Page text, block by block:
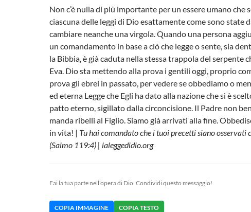
Non c’è nulla di più importante per un essere umano che
ciascuna delle leggi di Dio esattamente come sono state
cambiare neanche una virgola. Quando una persona
un comandamento in base a ciò che legge o sente, sia
la Bibbia, è già caduta nella stessa trappola del serpente
Eva. Dio sta mettendo alla prova i gentili oggi, proprio
prova gli ebrei in passato, per vedere se obbediamo o
ed eterna Legge che Egli ha dato alla nazione che si è
patto eterno, sigillato dalla circoncisione. Il Padre non
manda ribelli al Figlio. Siamo già arrivati alla fine.
in vita! | Tu hai comandato che i tuoi precetti siano osservati
(Salmo 119:4) | laleggedidio.org
Fai la tua parte nell’opera di Dio. Condividi questo messaggio!
COPIA IMMAGINE COPIA TESTO